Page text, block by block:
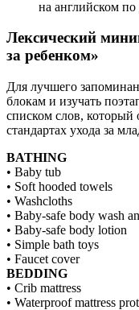
на английском
Лексический
за ребенком»
Для лучшего
блокам и изучать
списком слов, который
стандартах ухода за
BATHING
• Baby tub
• Soft hooded towels
• Washcloths
• Baby-safe body wash
• Baby-safe body lotion
• Simple bath toys
• Faucet cover
BEDDING
• Crib mattress
• Waterproof mattress